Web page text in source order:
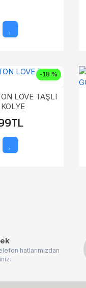
-18 %
LOVE TAŞLI
hatlarımızdan